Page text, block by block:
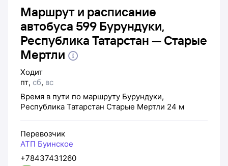
Маршрут и расписание
автобуса 599 Бурундуки,
Республика Татарстан — Старые
Мертли
Ходит
пт, сб, вс
Время в пути по маршруту Бурундуки,
Республика Татарстан Старые Мертли 24 м
Перевозчик
АТП Буинское
+78437431260